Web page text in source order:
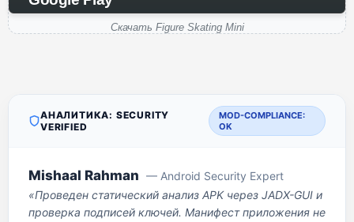
Скачать Figure Skating Mini
АНАЛИТИКА: SECURITY
VERIFIED
MOD-COMPLIANCE:
OK
Mishaal Rahman — Android Security Expert
«Проведен статический анализ APK через JADX-GUI и
проверка подписей ключей. Манифест приложения не